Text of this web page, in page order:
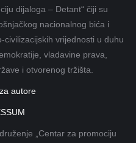
dijaloga – Detant“ čiji su
nacionalnog bića i
vrijednosti u duhu
vladavine prava,
i otvorenog tržišta.
autore
„Centar za promociju